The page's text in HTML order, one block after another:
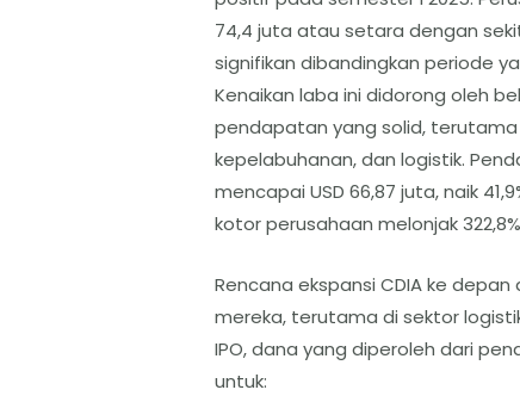
74,4 juta atau setara dengan
signifikan dibandingkan periode
​Kenaikan laba ini didorong oleh
pendapatan yang solid, terutama
kepelabuhanan, dan logistik.
mencapai USD 66,87 juta, naik
kotor perusahaan melonjak 322,8%
Rencana ekspansi CDIA ke
mereka, terutama di sektor
IPO, dana yang diperoleh dari
untuk: